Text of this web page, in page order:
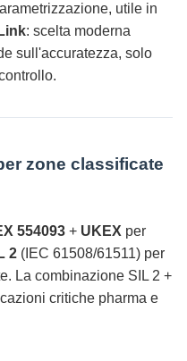
utile in
: scelta moderna
sull'accuratezza, solo
zone classificate
554093 + UKEX per
2 (IEC 61508/61511) per
La combinazione SIL 2 +
critiche pharma e